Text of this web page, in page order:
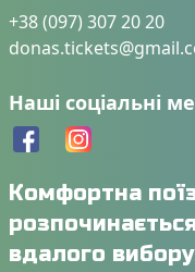
+38 (097) 307 20 20
Наші соціальні
Комфортна
вдалого